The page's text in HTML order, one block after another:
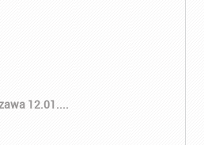
12.01....